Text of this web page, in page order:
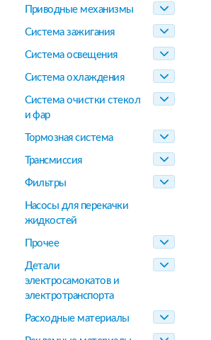
Приводные механизмы
Система зажигания
Система освещения
Система охлаждения
Система очистки стекол
и фар
Тормозная система
Трансмиссия
Фильтры
Насосы для перекачки
жидкостей
Прочее
Детали
электросамокатов и
электротранспорта
Расходные материалы